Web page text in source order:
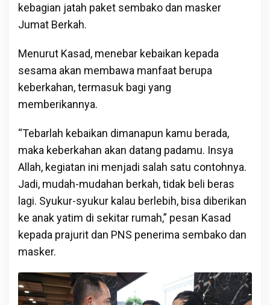
kebagian jatah paket sembako dan masker
Jumat Berkah.
Menurut Kasad, menebar kebaikan kepada
sesama akan membawa manfaat berupa
keberkahan, termasuk bagi yang
memberikannya.
“Tebarlah kebaikan dimanapun kamu berada,
maka keberkahan akan datang padamu. Insya
Allah, kegiatan ini menjadi salah satu contohnya.
Jadi, mudah-mudahan berkah, tidak beli beras
lagi. Syukur-syukur kalau berlebih, bisa diberikan
ke anak yatim di sekitar rumah,” pesan Kasad
kepada prajurit dan PNS penerima sembako dan
masker.